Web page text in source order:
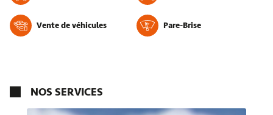
Vente de véhicules Pare-Brise
NOS SERVICES